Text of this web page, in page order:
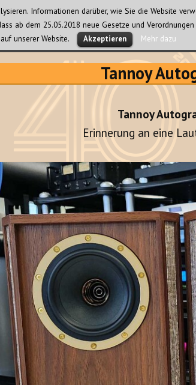
Tannoy
Tannoy
Erinnerung an eine
Informationen darüber, wie Sie die Website
ab dem 25.05.2018 neue Gesetze und
unserer Website.
Akzeptieren Mehr dazu